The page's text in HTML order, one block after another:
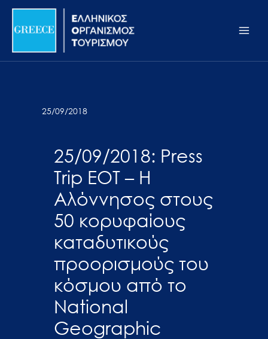
Σημείωση:
ιστότοπος
προσβασιμότητας.
Μετάβαση
περιεχόμενο
25/09/2018
25/09/2018: Press
Trip ΕΟΤ – Η
Αλόννησος στους
50 κορυφαίους
καταδυτικούς
προορισμούς του
κόσμου από το
National
Geographic